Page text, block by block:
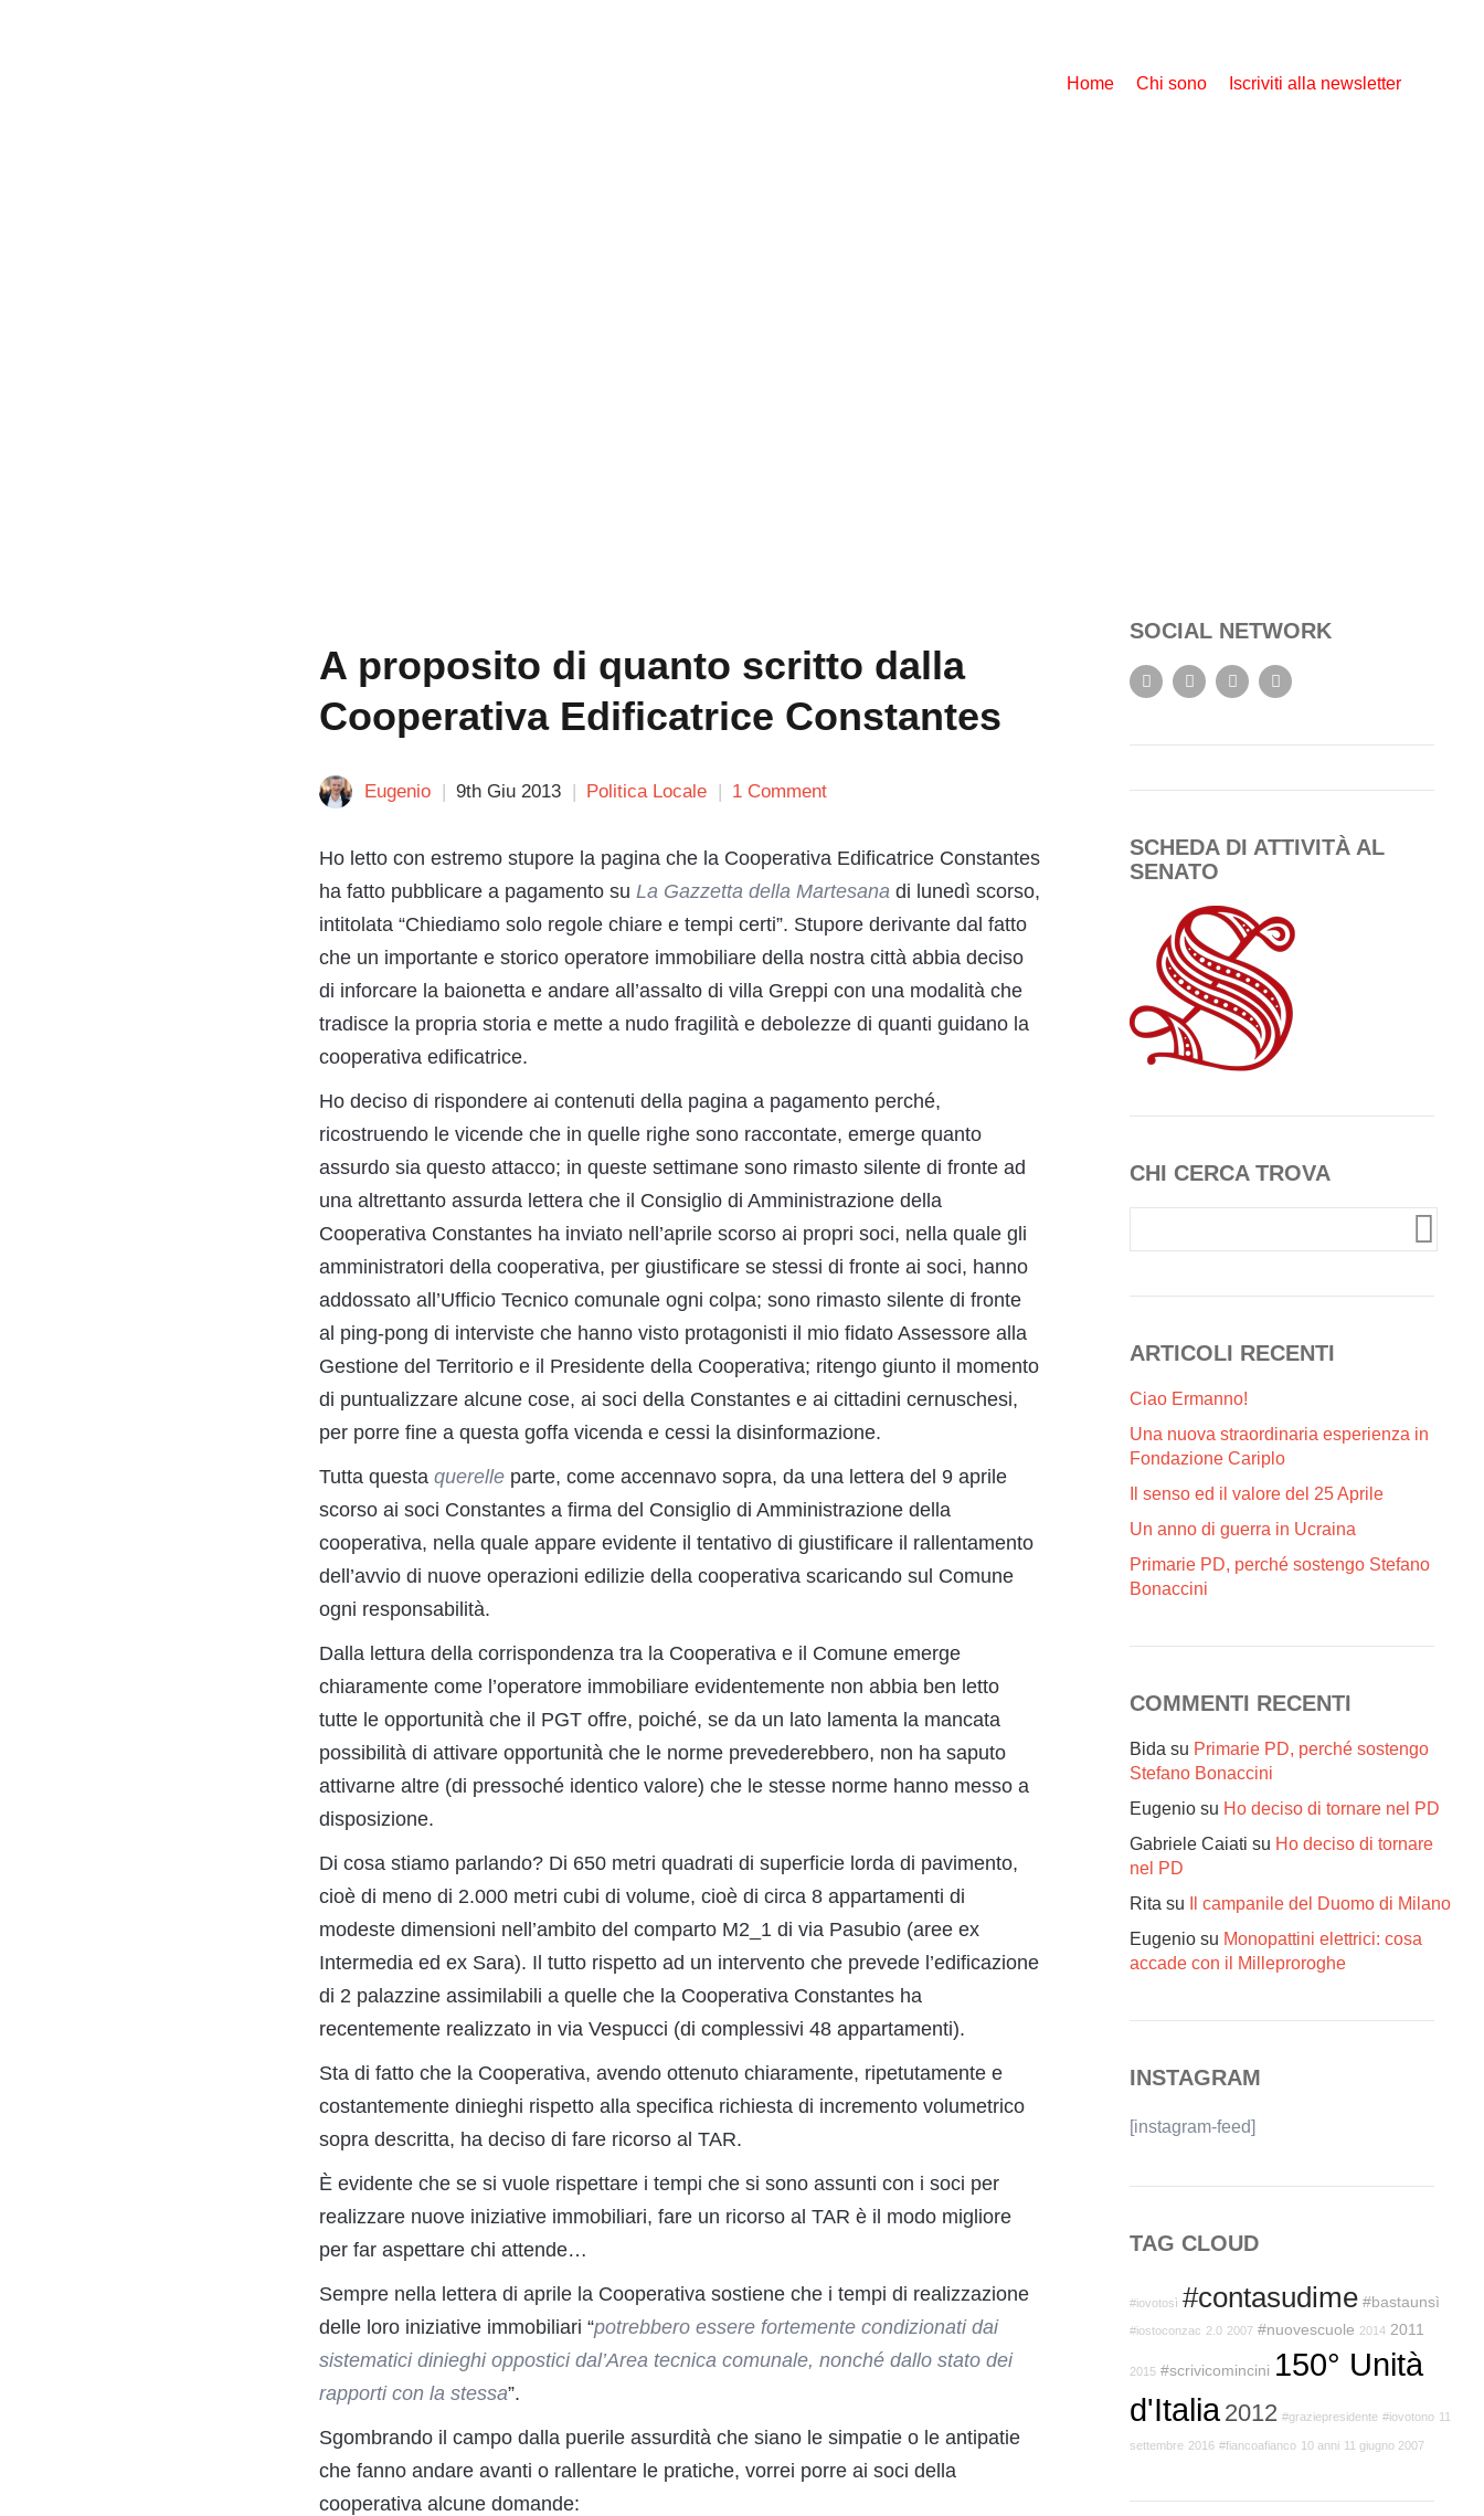
Home Chi sono Iscriviti alla newsletter
A proposito di quanto scritto dalla
Cooperativa Edificatrice Constantes
Eugenio 9th Giu 2013 Politica Locale 1 Comment
Ho letto con estremo stupore la pagina che la Cooperativa Edificatrice Constantes
ha fatto pubblicare a pagamento su La Gazzetta della Martesana di lunedì scorso,
intitolata “Chiediamo solo regole chiare e tempi certi”. Stupore derivante dal fatto
che un importante e storico operatore immobiliare della nostra città abbia deciso
di inforcare la baionetta e andare all’assalto di villa Greppi con una modalità che
tradisce la propria storia e mette a nudo fragilità e debolezze di quanti guidano la
cooperativa edificatrice.
Ho deciso di rispondere ai contenuti della pagina a pagamento perché,
ricostruendo le vicende che in quelle righe sono raccontate, emerge quanto
assurdo sia questo attacco; in queste settimane sono rimasto silente di fronte ad
una altrettanto assurda lettera che il Consiglio di Amministrazione della
Cooperativa Constantes ha inviato nell’aprile scorso ai propri soci, nella quale gli
amministratori della cooperativa, per giustificare se stessi di fronte ai soci, hanno
addossato all’Ufficio Tecnico comunale ogni colpa; sono rimasto silente di fronte
al ping-pong di interviste che hanno visto protagonisti il mio fidato Assessore alla
Gestione del Territorio e il Presidente della Cooperativa; ritengo giunto il momento
di puntualizzare alcune cose, ai soci della Constantes e ai cittadini cernuschesi,
per porre fine a questa goffa vicenda e cessi la disinformazione.
Tutta questa querelle parte, come accennavo sopra, da una lettera del 9 aprile
scorso ai soci Constantes a firma del Consiglio di Amministrazione della
cooperativa, nella quale appare evidente il tentativo di giustificare il rallentamento
dell’avvio di nuove operazioni edilizie della cooperativa scaricando sul Comune
ogni responsabilità.
Dalla lettura della corrispondenza tra la Cooperativa e il Comune emerge
chiaramente come l’operatore immobiliare evidentemente non abbia ben letto
tutte le opportunità che il PGT offre, poiché, se da un lato lamenta la mancata
possibilità di attivare opportunità che le norme prevederebbero, non ha saputo
attivarne altre (di pressoché identico valore) che le stesse norme hanno messo a
disposizione.
Di cosa stiamo parlando? Di 650 metri quadrati di superficie lorda di pavimento,
cioè di meno di 2.000 metri cubi di volume, cioè di circa 8 appartamenti di
modeste dimensioni nell’ambito del comparto M2_1 di via Pasubio (aree ex
Intermedia ed ex Sara). Il tutto rispetto ad un intervento che prevede l’edificazione
di 2 palazzine assimilabili a quelle che la Cooperativa Constantes ha
recentemente realizzato in via Vespucci (di complessivi 48 appartamenti).
Sta di fatto che la Cooperativa, avendo ottenuto chiaramente, ripetutamente e
costantemente dinieghi rispetto alla specifica richiesta di incremento volumetrico
sopra descritta, ha deciso di fare ricorso al TAR.
È evidente che se si vuole rispettare i tempi che si sono assunti con i soci per
realizzare nuove iniziative immobiliari, fare un ricorso al TAR è il modo migliore
per far aspettare chi attende…
Sempre nella lettera di aprile la Cooperativa sostiene che i tempi di realizzazione
delle loro iniziative immobiliari “potrebbero essere fortemente condizionati dai
sistematici dinieghi oppostici dal’Area tecnica comunale, nonché dallo stato dei
rapporti con la stessa”.
Sgombrando il campo dalla puerile assurdità che siano le simpatie o le antipatie
che fanno andare avanti o rallentare le pratiche, vorrei porre ai soci della
cooperativa alcune domande:
SOCIAL NETWORK
SCHEDA DI ATTIVITÀ AL
SENATO
CHI CERCA TROVA
ARTICOLI RECENTI
Ciao Ermanno!
Una nuova straordinaria esperienza in
Fondazione Cariplo
Il senso ed il valore del 25 Aprile
Un anno di guerra in Ucraina
Primarie PD, perché sostengo Stefano
Bonaccini
COMMENTI RECENTI
Bida su Primarie PD, perché sostengo
Stefano Bonaccini
Eugenio su Ho deciso di tornare nel PD
Gabriele Caiati su Ho deciso di tornare
nel PD
Rita su
Il campanile del Duomo di Milano
Eugenio su Monopattini elettrici: cosa
accade con il Milleproroghe
INSTAGRAM
[instagram-feed]
TAG CLOUD
#iovotosì #contasudime #bastaunsì
#iostoconzac 2.0 2007 #nuovescuole 2014 2011
2015 #scrivicomincini 150° Unità
d'Italia 2012 #graziepresidente #iovotono 11
settembre 2016 #fiancoafianco 10 anni 11 giugno 2007